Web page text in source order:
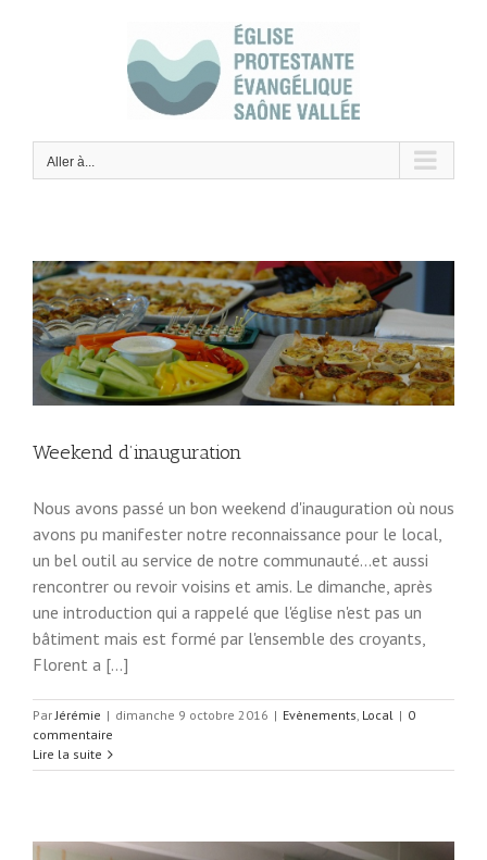
Aller à...
Weekend d’inauguration
Nous avons passé un bon weekend d'inauguration où nous
avons pu manifester notre reconnaissance pour le local,
un bel outil au service de notre communauté...et aussi
rencontrer ou revoir voisins et amis. Le dimanche, après
une introduction qui a rappelé que l'église n'est pas un
bâtiment mais est formé par l'ensemble des croyants,
Florent a [...]
Par Jérémie | dimanche 9 octobre 2016 | Evènements Local | 0
commentaire
Lire la suite